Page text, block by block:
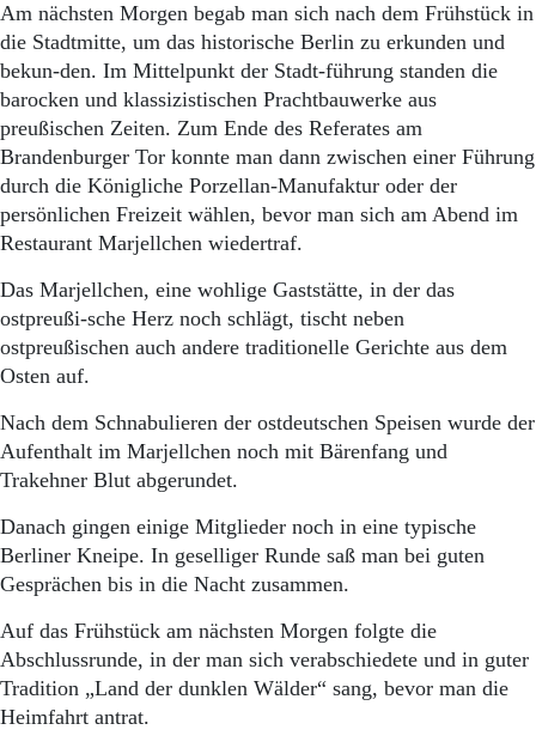
Am nächsten Morgen begab man sich nach dem Frühstück in
die Stadtmitte, um das historische Berlin zu erkunden und
bekun-den. Im Mittelpunkt der Stadt-führung standen die
barocken und klassizistischen Prachtbauwerke aus
preußischen Zeiten. Zum Ende des Referates am
Brandenburger Tor konnte man dann zwischen einer Führung
durch die Königliche Porzellan-Manufaktur oder der
persönlichen Freizeit wählen, bevor man sich am Abend im
Restaurant Marjellchen wiedertraf.
Das Marjellchen, eine wohlige Gaststätte, in der das
ostpreußi-sche Herz noch schlägt, tischt neben
ostpreußischen auch andere traditionelle Gerichte aus dem
Osten auf.
Nach dem Schnabulieren der ostdeutschen Speisen wurde der
Aufenthalt im Marjellchen noch mit Bärenfang und
Trakehner Blut abgerundet.
Danach gingen einige Mitglieder noch in eine typische
Berliner Kneipe. In geselliger Runde saß man bei guten
Gesprächen bis in die Nacht zusammen.
Auf das Frühstück am nächsten Morgen folgte die
Abschlussrunde, in der man sich verabschiedete und in guter
Tradition „Land der dunklen Wälder“ sang, bevor man die
Heimfahrt antrat.